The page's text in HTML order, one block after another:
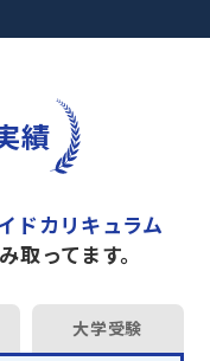
教師がわかるまで
わかる「AI学習診
ナビゲートする
ンテンツが
目指しません
おります。
績
ドカリキュラム
取ってます。
大学受験